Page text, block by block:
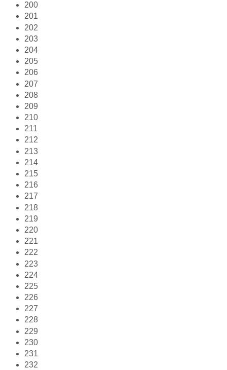
200
201
202
203
204
205
206
207
208
209
210
211
212
213
214
215
216
217
218
219
220
221
222
223
224
225
226
227
228
229
230
231
232